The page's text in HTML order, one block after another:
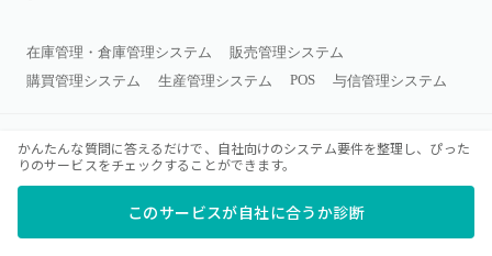
在庫管理・倉庫管理システム
販売管理システム
購買管理システム
生産管理システム POS 与信管理システム
コミュニケーション・コラボレーシ
ョン
かんたんな質問に答えるだけで、自社向けのシステム要件を整理し、ぴった
りのサービスをチェックすることができます。
このサービスが自社に合うか診断